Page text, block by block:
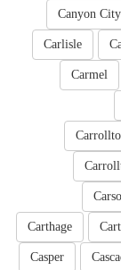
Canyon City
Carlisle
Carmel
Carthage
Casper